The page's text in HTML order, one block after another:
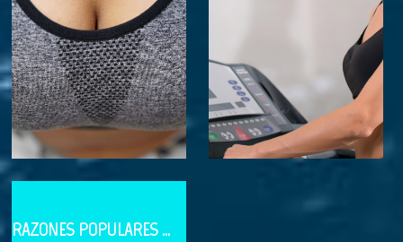
RAZONES POPULARES PARA UNA CIRUGÍA DE AUMENTO DE GLÚTEOS